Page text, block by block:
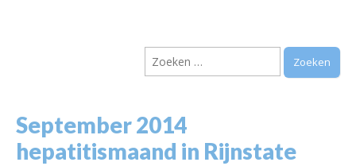
Vereniging
Arnhem e.o.
Zoeken
naar:
September 2014
hepatitismaand in Rijnstate